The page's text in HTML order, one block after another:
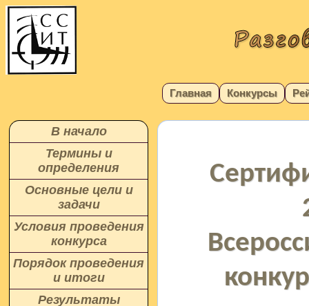
Главная Конкурсы
В начало
Термины и
определения
Основные цели и
задачи
Условия проведения
конкурса
Порядок проведения
и итоги
Результаты